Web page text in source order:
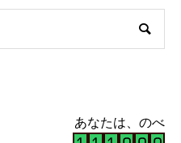
あなたは、のべ